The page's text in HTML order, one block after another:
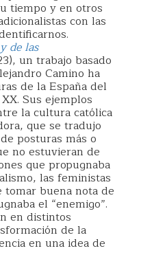
tiempo y en otros
con las
de las
un trabajo basado
Camino ha
de la España del
Sus ejemplos
la cultura católica
que se tradujo
posturas más o
no estuvieran de
que propugnaba
las feministas
tomar buena nota de
el “enemigo”.
en distintos
de la
en una idea de